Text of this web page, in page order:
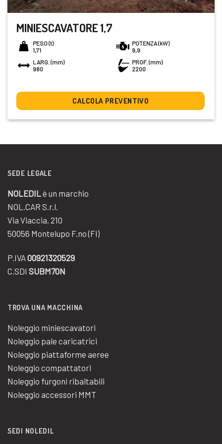
MINIESCAVATORE 1,7
PESO (t)
1,71
POTENZA (kW)
9,9
LARG. (mm)
980
PROF. (mm)
2200
CALCOLA PREVENTIVO
SEDE LEGALE
NOLEDIL è un marchio
NOL.CAR S.r.l.
Via Viaccia, 210
50056 Montelupo F.no (FI)
P.IVA 00921320529
C.SDI SUBM70N
TROVA UNA MACCHINA
Noleggio miniescavatori
Noleggio pale caricatrici
Noleggio piattaforme aeree
Noleggio compattatori
Noleggio furgoni ribaltabili
Noleggio accessori MMT
SEDI NOLEDIL